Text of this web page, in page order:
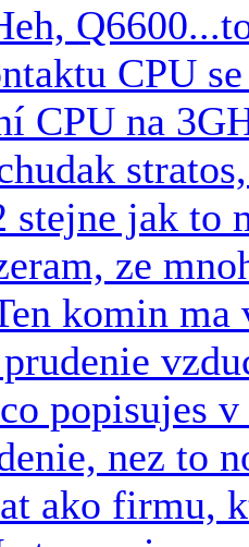
CPU
CPU na
stejne jak to
ze
komin
popisujes
nez to
ako firmu,